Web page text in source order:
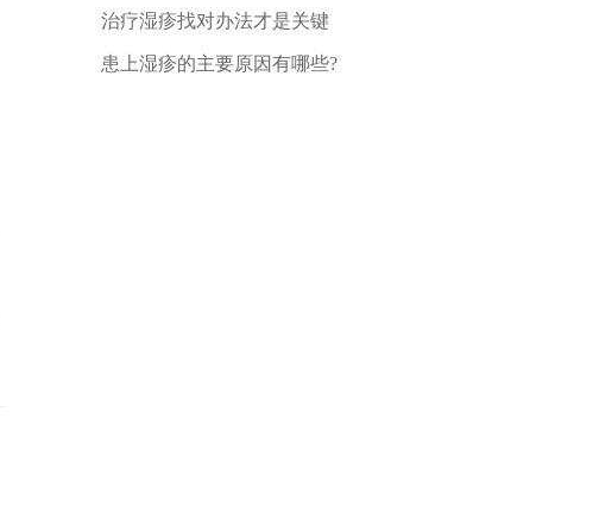
治疗湿疹找对办法才是关键
患上湿疹的主要原因有哪些?